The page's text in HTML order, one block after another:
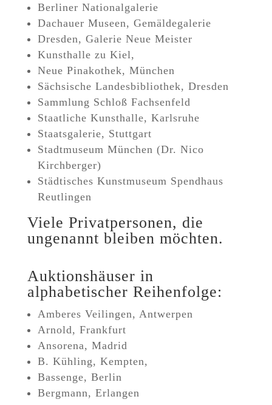
Berliner Nationalgalerie
Dachauer Museen, Gemäldegalerie
Dresden, Galerie Neue Meister
Kunsthalle zu Kiel,
Neue Pinakothek, München
Sächsische Landesbibliothek, Dresden
Sammlung Schloß Fachsenfeld
Staatliche Kunsthalle, Karlsruhe
Staatsgalerie, Stuttgart
Stadtmuseum München (Dr. Nico
Kirchberger)
Städtisches Kunstmuseum Spendhaus
Reutlingen
Viele Privatpersonen, die
ungenannt bleiben möchten.
Auktionshäuser in
alphabetischer Reihenfolge:
Amberes Veilingen, Antwerpen
Arnold, Frankfurt
Ansorena, Madrid
B. Kühling, Kempten,
Bassenge, Berlin
Bergmann, Erlangen